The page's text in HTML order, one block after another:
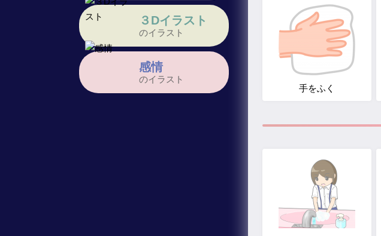
３Dイラスト
のイラスト
感情
のイラスト
手をふく